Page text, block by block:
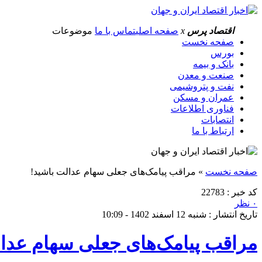
اقتصاد پرس x صفحه اصلیتماس با ما موضوعات
صفحه نخست
بورس
بانک و بیمه
صنعت و معدن
نفت و پتروشیمی
عمران و مسکن
فناوری اطلاعات
انتصابات
ارتباط با ما
صفحه نخست » مراقب پیامک‌های جعلی سهام عدالت باشید!
کد خبر : 22783
۰ نظر
تاریخ انتشار : شنبه 12 اسفند 1402 - 10:09
مراقب پیامک‌های جعلی سهام